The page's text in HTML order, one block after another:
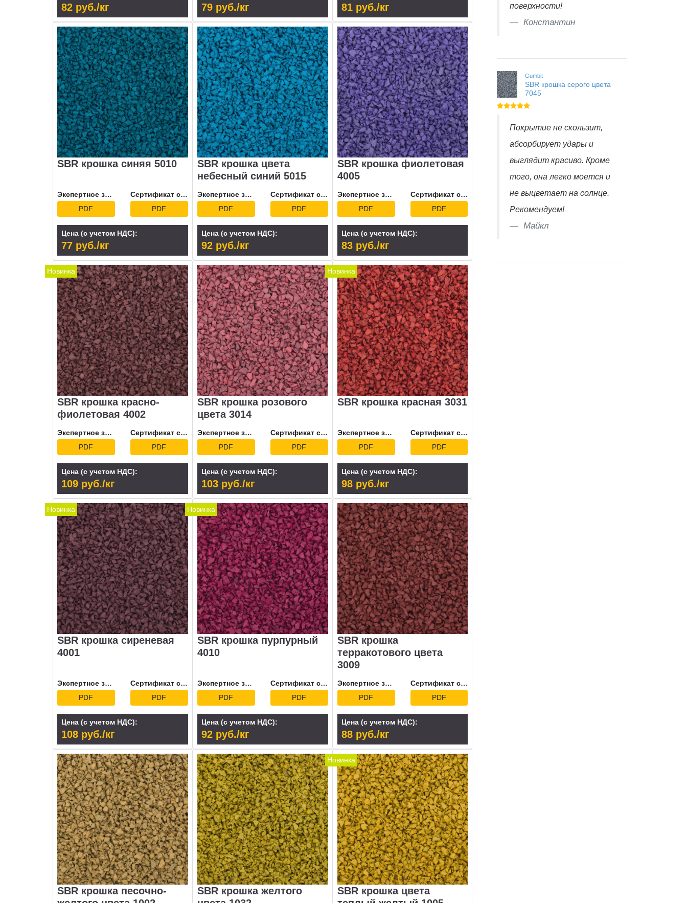
82 руб./кг 79 руб./кг 81 руб./кг
SBR крошка синяя 5010
Экспертное заключение
PDF
Сертификат соответствия
PDF
Цена (с учетом НДС):
77 руб./кг
SBR крошка цвета
небесный синий 5015
Экспертное заключение
PDF
Сертификат соответствия
PDF
Цена (с учетом НДС):
92 руб./кг
SBR крошка фиолетовая
4005
Экспертное заключение
PDF
Сертификат соответствия
PDF
Цена (с учетом НДС):
83 руб./кг
Новинка
SBR крошка красно-
фиолетовая 4002
Экспертное заключение
PDF
Сертификат соответствия
PDF
Цена (с учетом НДС):
109 руб./кг
SBR крошка розового
цвета 3014
Экспертное заключение
PDF
Сертификат соответствия
PDF
Цена (с учетом НДС):
103 руб./кг
Новинка
SBR крошка красная 3031
Экспертное заключение
PDF
Сертификат соответствия
PDF
Цена (с учетом НДС):
98 руб./кг
Новинка
SBR крошка сиреневая
4001
Экспертное заключение
PDF
Сертификат соответствия
PDF
Цена (с учетом НДС):
108 руб./кг
Новинка
SBR крошка пурпурный
4010
Экспертное заключение
PDF
Сертификат соответствия
PDF
Цена (с учетом НДС):
92 руб./кг
SBR крошка
терракотового цвета
3009
Экспертное заключение
PDF
Сертификат соответствия
PDF
Цена (с учетом НДС):
88 руб./кг
SBR крошка песочно-
SBR крошка желтого
Новинка
SBR крошка цвета
поверхности!
Константин
Gumbit
SBR крошка серого цвета
7045
Покрытие не скользит,
абсорбирует удары и
выглядит красиво. Кроме
того, она легко моется и
не выцветает на солнце.
Рекомендуем!
Майкл